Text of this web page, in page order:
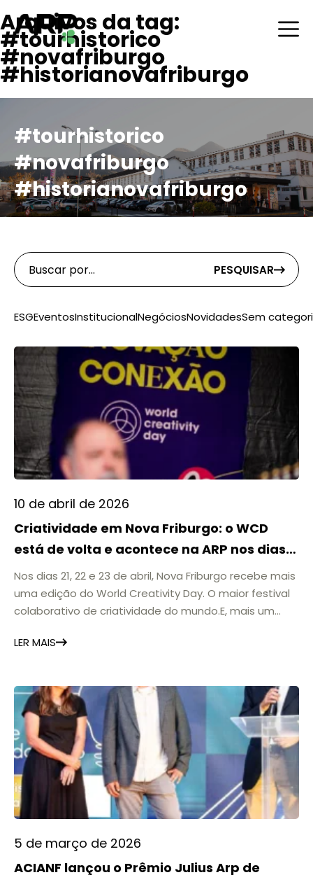
Arquivos da tag:
#tourhistorico
#novafriburgo
#historianovafriburgo
#tourhistorico
#novafriburgo
#historianovafriburgo
10 de abril de 2026
Criatividade em Nova Friburgo: o WCD
está de volta e acontece na ARP nos dias
21, 22 e 23 de abril
Nos dias 21, 22 e 23 de abril, Nova Friburgo recebe mais
uma edição do World Creativity Day. O maior festival
colaborativo de criatividade do mundo.E, mais um
associação como um espaço de referência para a
LER MAIS
5 de março de 2026
ACIANF lançou o Prêmio Julius Arp de
PESQUISAR
ESGEventosInstitucionalNegóciosNovidadesSem